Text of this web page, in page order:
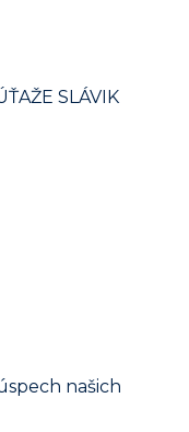
SLÁVIK
našich